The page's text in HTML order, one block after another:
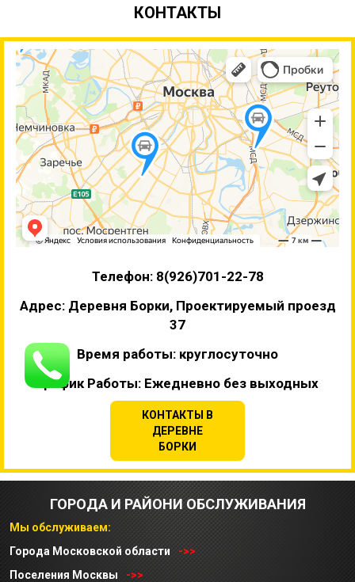
КОНТАКТЫ
Телефон: 8(926)701-22-78
Адрес: Деревня Борки, Проектируемый проезд
37
Время работы: круглосуточно
График Работы: Ежедневно без выходных
КОНТАКТЫ В
ДЕРЕВНЕ
БОРКИ
ГОРОДА И РАЙОНИ ОБСЛУЖИВАНИЯ
Мы обслуживаем:
Города Московской области
->>
Поселения Москвы
->>